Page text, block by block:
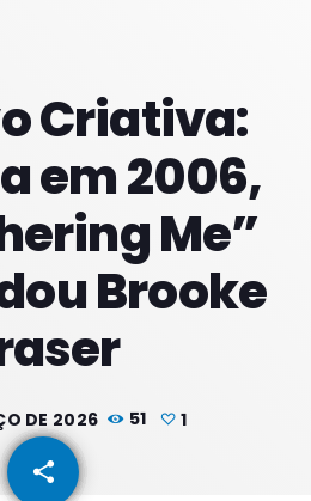
Criativa:
em 2006,
Me”
Brooke
DE 2026 51 1
share
email